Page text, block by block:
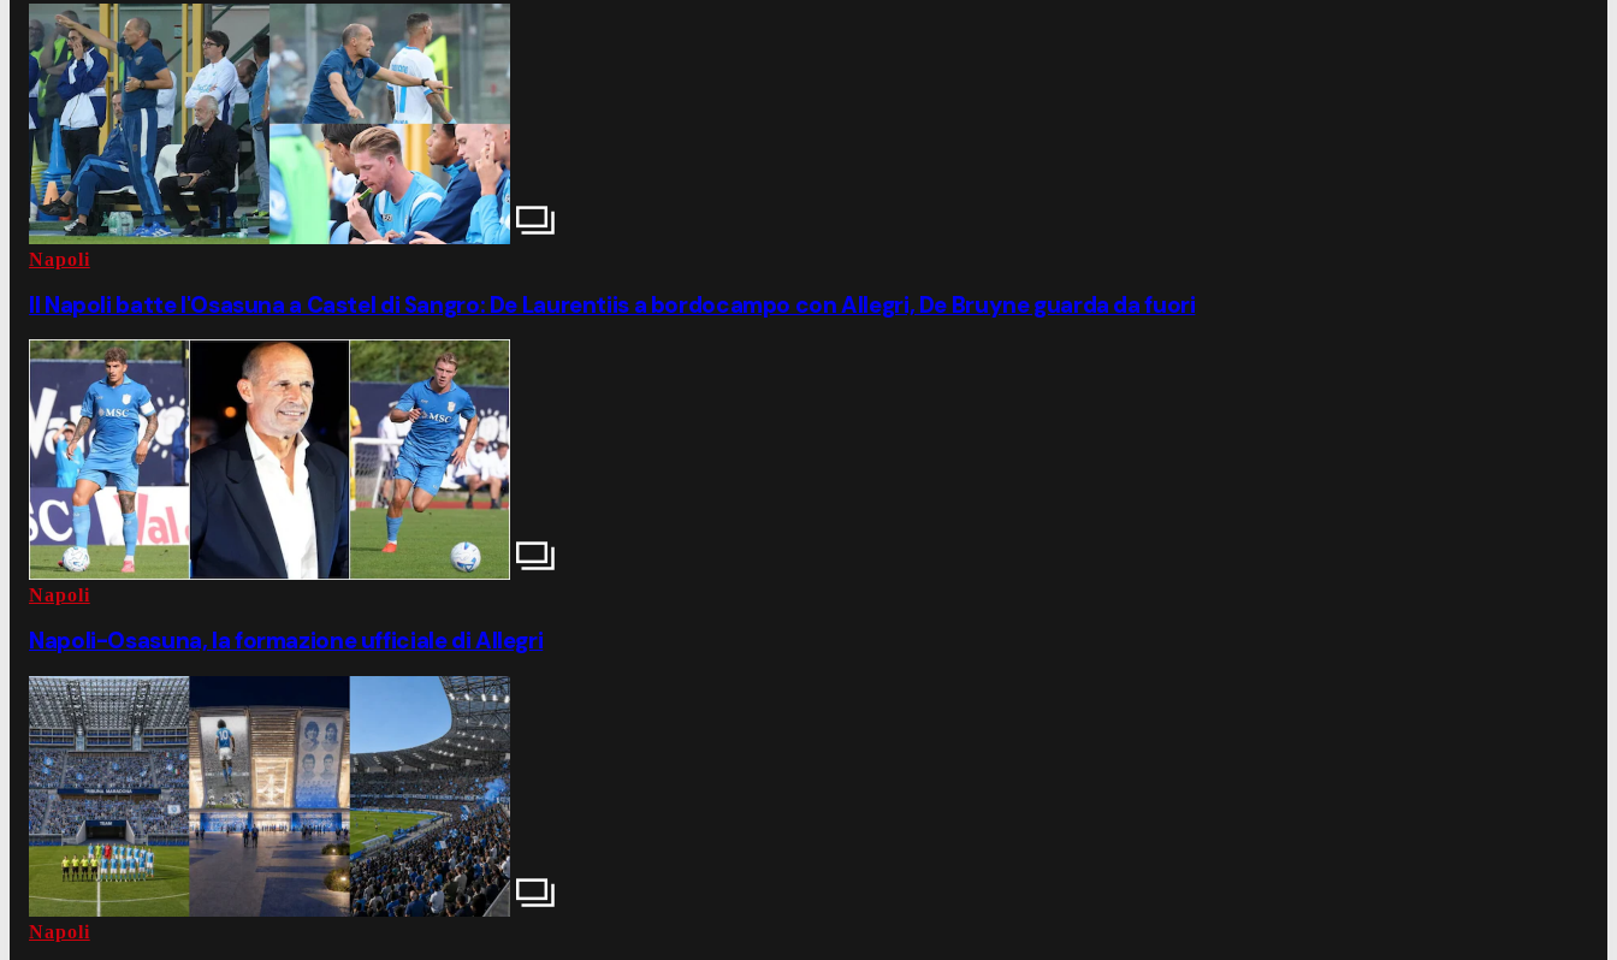
Napoli
Il Napoli batte l'Osasuna a Castel di Sangro: De Laurentiis a bordocampo con Allegri, De Bruyne guarda da fuori
Napoli
Napoli-Osasuna, la formazione ufficiale di Allegri
Napoli